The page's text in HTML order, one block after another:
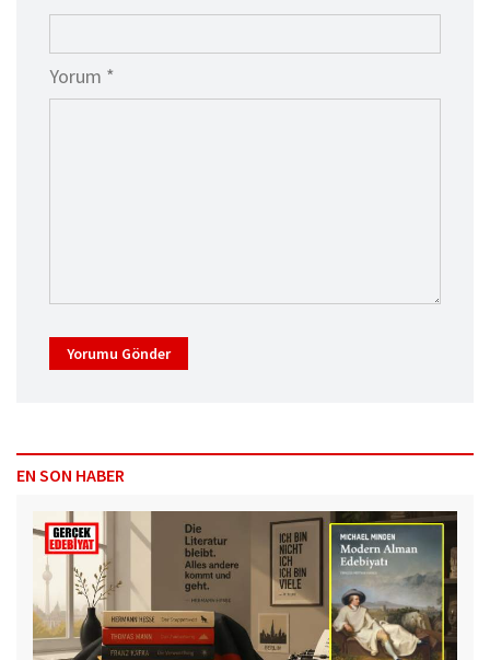
Yorum *
Yorumu Gönder
EN SON HABER